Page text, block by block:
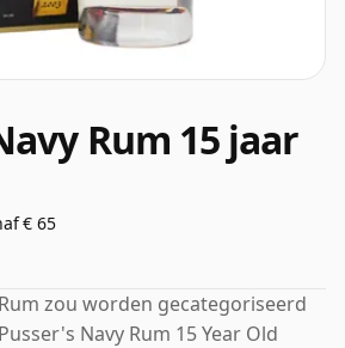
Rum 15 jaar
€ 65
zou worden gecategoriseerd
Navy Rum 15 Year Old